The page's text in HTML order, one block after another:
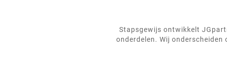
Stapsgewijs ontwikkelt
onderdelen. Wij